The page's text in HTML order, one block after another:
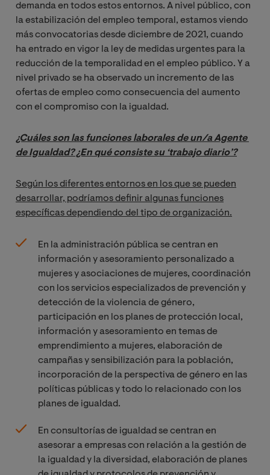
demanda en todos estos entornos. A nivel público, con
la estabilización del empleo temporal, estamos viendo
más convocatorias desde diciembre de 2021, cuando
ha entrado en vigor la ley de medidas urgentes para la
reducción de la temporalidad en el empleo público. Y a
nivel privado se ha observado un incremento de las
ofertas de empleo como consecuencia del aumento
con el compromiso con la igualdad.
¿Cuáles son las funciones laborales de un/a Agente
de Igualdad? ¿En qué consiste su ‘trabajo diario’?
Según los diferentes entornos en los que se pueden
desarrollar, podríamos definir algunas funciones
específicas dependiendo del tipo de organización.
En la administración pública se centran en
información y asesoramiento personalizado a
mujeres y asociaciones de mujeres, coordinación
con los servicios especializados de prevención y
detección de la violencia de género,
participación en los planes de protección local,
información y asesoramiento en temas de
emprendimiento a mujeres, elaboración de
campañas y sensibilización para la población,
incorporación de la perspectiva de género en las
políticas públicas y todo lo relacionado con los
planes de igualdad.
En consultorías de igualdad se centran en
asesorar a empresas con relación a la gestión de
la igualdad y la diversidad, elaboración de planes